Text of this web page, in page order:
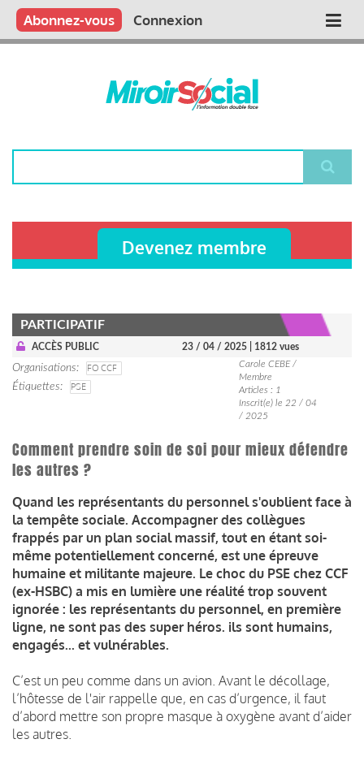
Aller
contenu
Main
Qui sommes nous ?
Vous publiez
Nous publions
Contactez-nous
Abonnez-vous Connexion
Devenez membre
PARTICIPATIF
ACCÈS PUBLIC 23 / 04 / 2025 | 1812 vues
Organisations
FO CCF
Étiquettes
PSE
Carole CEBE /
Membre
Articles : 1
Inscrit(e) le 22 / 04
/ 2025
Comment prendre soin de soi pour mieux défendre
les autres ?
Quand les représentants du personnel s'oublient face à
la tempête sociale. Accompagner des collègues
frappés par un plan social massif, tout en étant soi-
même potentiellement concerné, est une épreuve
humaine et militante majeure. Le choc du PSE chez CCF
(ex-HSBC) a mis en lumière une réalité trop souvent
ignorée : les représentants du personnel, en première
ligne, ne sont pas des super héros. ils sont humains,
engagés... et vulnérables.
C’est un peu comme dans un avion. Avant le décollage,
l’hôtesse de l'air rappelle que, en cas d’urgence, il faut
d’abord mettre son propre masque à oxygène avant d’aider
les autres.